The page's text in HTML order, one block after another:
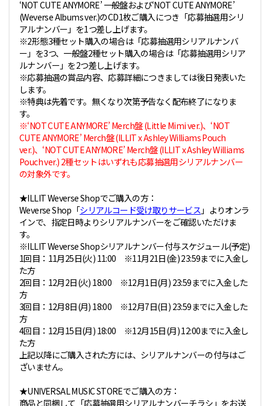
‘NOT CUTE ANYMORE’ 一般盤および‘NOT CUTE ANYMORE’
(Weverse Albums ver.)のCD1枚ご購入につき「応募抽選用シリ
アルナンバー」を1つ差し上げます。
※2形態3種セット購入の場合は「応募抽選用シリアルナンバ
ー」を3つ、一般盤2種セット購入の場合は「応募抽選用シリア
ルナンバー」を2つ差し上げます。
※応募抽選の賞品内容、応募詳細につきましては後日発表いた
します。
※特典は先着です。無くなり次第予告なく配布終了になりま
す。
※‘NOT CUTE ANYMORE’ Merch盤 (Little Mimi ver.)、‘NOT
CUTE ANYMORE’ Merch盤 (ILLIT x Ashley Williams Pouch
ver.)、‘NOT CUTE ANYMORE’ Merch盤 (ILLIT x Ashley Williams
Pouch ver.) 2種セットはいずれも応募抽選用シリアルナンバー
の対象外です。
★ILLIT Weverse Shopでご購入の方：
Weverse Shop「シリアルコード受け取りサービス 」よりオンラ
インで、指定日時よりシリアルナンバーをご確認いただけま
す。
※ILLIT Weverse Shopシリアルナンバー付与スケジュール(予定)
1回目：11月25日(火) 11:00 ※11月21日(金) 23:59までに入金し
た方
2回目：12月2日(火) 18:00 ※12月1日(月) 23:59までに入金した
方
3回目：12月8日(月) 18:00 ※12月7日(日) 23:59までに入金した
方
4回目：12月15日(月) 18:00 ※12月15日(月) 12:00までに入金し
た方
上記以降にご購入された方には、シリアルナンバーの付与はご
ざいません。
★UNIVERSAL MUSIC STOREでご購入の方：
商品と同梱して「応募抽選用シリアルナンバーチラシ」をお送